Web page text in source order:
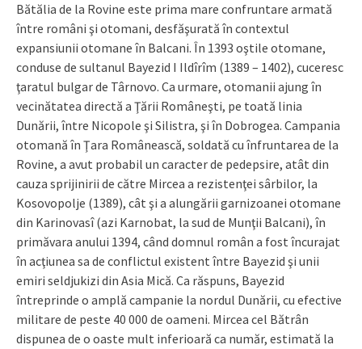
Bătălia de la Rovine este prima mare confruntare armată
între români şi otomani, desfăşurată în contextul
expansiunii otomane în Balcani. În 1393 oştile otomane,
conduse de sultanul Bayezid I Ildîrîm (1389 – 1402), cuceresc
ţaratul bulgar de Târnovo. Ca urmare, otomanii ajung în
vecinătatea directă a Ţării Româneşti, pe toată linia
Dunării, între Nicopole şi Silistra, şi în Dobrogea. Campania
otomană în Ţara Românească, soldată cu înfruntarea de la
Rovine, a avut probabil un caracter de pedepsire, atât din
cauza sprijinirii de către Mircea a rezistenţei sârbilor, la
Kosovopolje (1389), cât şi a alungării garnizoanei otomane
din Karinovasî (azi Karnobat, la sud de Munţii Balcani), în
primăvara anului 1394, când domnul român a fost încurajat
în acţiunea sa de conflictul existent între Bayezid şi unii
emiri seldjukizi din Asia Mică. Ca răspuns, Bayezid
întreprinde o amplă campanie la nordul Dunării, cu efective
militare de peste 40 000 de oameni. Mircea cel Bătrân
dispunea de o oaste mult inferioară ca număr, estimată la